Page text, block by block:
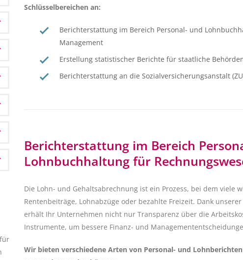
Schlüsselbereichen an:
Berichterstattung im Bereich Personal- und
Management
Erstellung statistischer Berichte für staatliche
Berichterstattung an die Sozialversicherungsanstalt
Berichterstattung im Bereich
Lohnbuchhaltung für
Die Lohn- und Gehaltsabrechnung ist ein Prozess, bei dem viele
Rentenbeiträge, Lohnabzüge oder bezahlte Freizeit. Dank
erhält Ihr Unternehmen nicht nur Transparenz über die
Instrumente, um bessere Finanz- und
Wir bieten verschiedene Arten von Personal- und